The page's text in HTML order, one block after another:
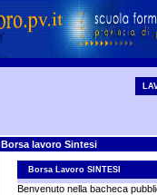
Borsa lavoro Sintesi
Borsa Lavoro SINTESI
Benvenuto nella bacheca